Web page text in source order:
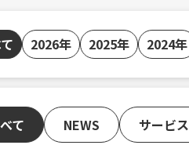
2026年 2025年 2024年
て NEWS サービス